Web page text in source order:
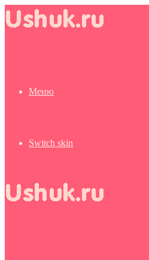
Меню
Switch skin